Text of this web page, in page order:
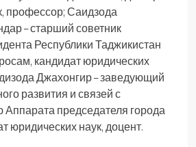
профессор; Саидзода
– старший советник
Республики Таджикистан
кандидат юридических
Джахонгир – заведующий
развития и связей с
председателя города
юридических наук, доцент.